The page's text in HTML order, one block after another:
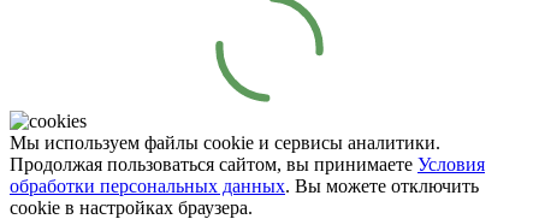
Мы используем файлы cookie и сервисы аналитики.
Продолжая пользоваться сайтом, вы принимаете Условия
обработки персональных данных. Вы можете отключить
cookie в настройках браузера.